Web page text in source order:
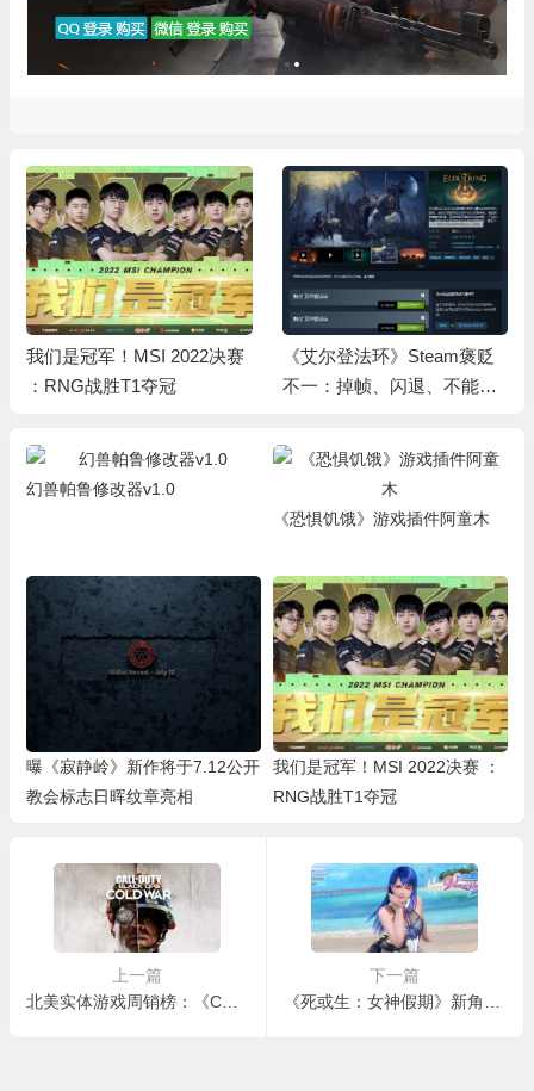
我们是冠军！MSI 2022决赛
：RNG战胜T1夺冠
《艾尔登法环》Steam褒贬
不一：掉帧、闪退、不能用
幻兽帕鲁修改器v1.0
《恐惧饥饿》游戏插件阿童木
曝《寂静岭》新作将于7.12公开
教会标志日晖纹章亮相
我们是冠军！MSI 2022决赛 ：
RNG战胜T1夺冠
上一篇
北美实体游戏周销榜：《COD17》夺冠，《英灵殿》第二
下一篇